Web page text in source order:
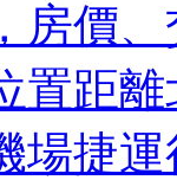
房價
置距
場捷運